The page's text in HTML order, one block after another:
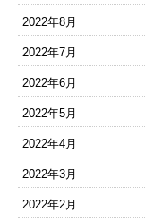
2022年8月
2022年7月
2022年6月
2022年5月
2022年4月
2022年3月
2022年2月